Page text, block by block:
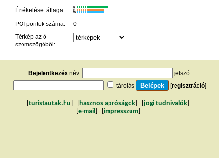
Értékelései átlaga:
K
R
W
POI pontok száma:
0
Térkép az ő
szemszögéből:
Bejelentkezés név:
jelszó:
tárolás
[regisztráció]
turistautak.hu hasznos apróságok jogi tudnivalók
e-mail impresszum]